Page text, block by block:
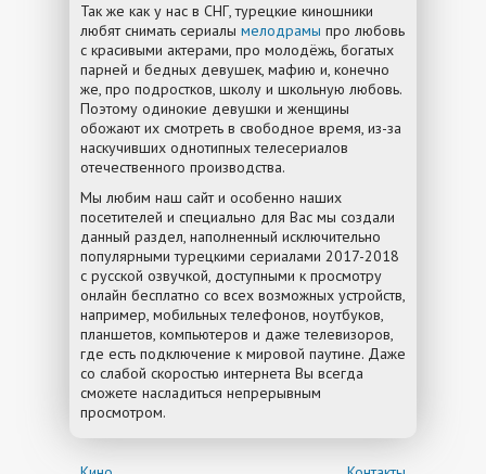
Так же как у нас в СНГ, турецкие киношники
любят снимать сериалы мелодрамы про любовь
с красивыми актерами, про молодёжь, богатых
парней и бедных девушек, мафию и, конечно
же, про подростков, школу и школьную любовь.
Поэтому одинокие девушки и женщины
обожают их смотреть в свободное время, из-за
наскучивших однотипных телесериалов
отечественного производства.
Мы любим наш сайт и особенно наших
посетителей и специально для Вас мы создали
данный раздел, наполненный исключительно
популярными турецкими сериалами 2017-2018
c русской озвучкой, доступными к просмотру
онлайн бесплатно со всех возможных устройств,
например, мобильных телефонов, ноутбуков,
планшетов, компьютеров и даже телевизоров,
где есть подключение к мировой паутине. Даже
со слабой скоростью интернета Вы всегда
сможете насладиться непрерывным
просмотром.